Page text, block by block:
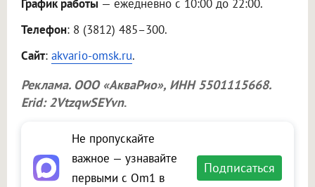
График работы — ежедневно с 10:00 до 22:00.
Телефон: 8 (3812) 485–300.
Сайт: akvario-omsk.ru.
Реклама. ООО «АкваРио», ИНН 5501115668.
Erid: 2VtzqwSEYvn.
Не пропускайте
важное — узнавайте
первыми с Om1 в
Подписаться